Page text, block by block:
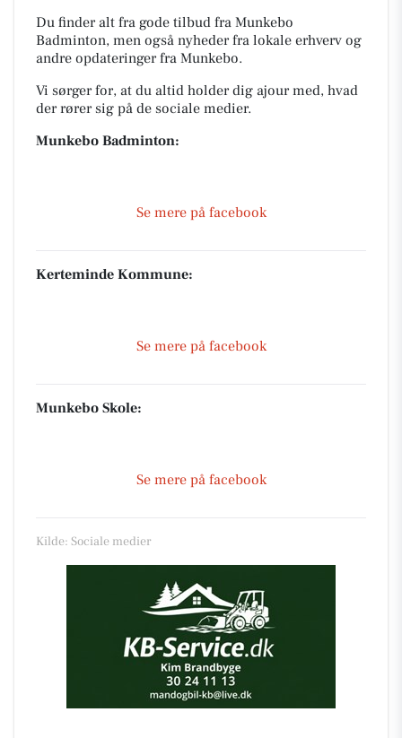
Du finder alt fra gode tilbud fra Munkebo
Badminton, men også nyheder fra lokale erhverv og
andre opdateringer fra Munkebo.
Vi sørger for, at du altid holder dig ajour med, hvad
der rører sig på de sociale medier.
Munkebo Badminton:
Se mere på facebook
Kerteminde Kommune:
Se mere på facebook
Munkebo Skole:
Se mere på facebook
Kilde: Sociale medier